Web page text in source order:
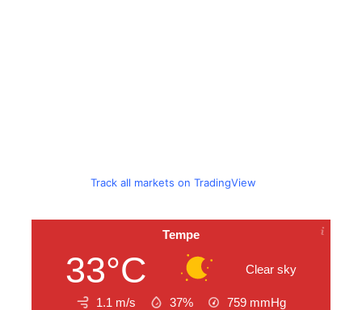
Track all markets on TradingView
Tempe
33°C Clear sky
1.1 m/s 37% 759 mmHg